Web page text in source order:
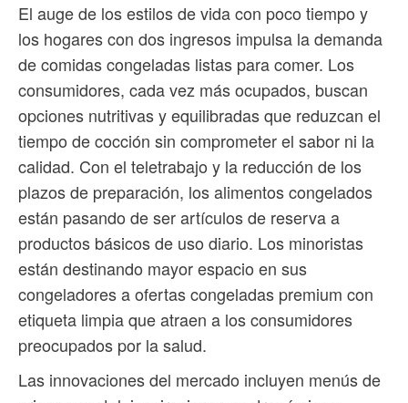
El auge de los estilos de vida con poco tiempo y
los hogares con dos ingresos impulsa la demanda
de comidas congeladas listas para comer. Los
consumidores, cada vez más ocupados, buscan
opciones nutritivas y equilibradas que reduzcan el
tiempo de cocción sin comprometer el sabor ni la
calidad. Con el teletrabajo y la reducción de los
plazos de preparación, los alimentos congelados
están pasando de ser artículos de reserva a
productos básicos de uso diario. Los minoristas
están destinando mayor espacio en sus
congeladores a ofertas congeladas premium con
etiqueta limpia que atraen a los consumidores
preocupados por la salud.
Las innovaciones del mercado incluyen menús de